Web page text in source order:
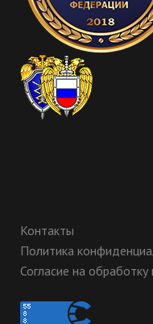
Контакты
Политика
Согласие на